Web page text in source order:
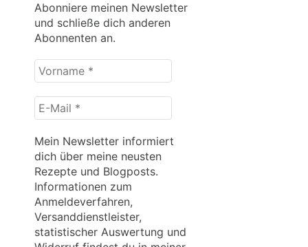
Abonniere meinen Newsletter
und schließe dich anderen
Abonnenten an.
Vorname
*
E-
Mail
*
Mein Newsletter informiert
dich über meine neusten
Rezepte und Blogposts.
Informationen zum
Anmeldeverfahren,
Versanddienstleister,
statistischer Auswertung und